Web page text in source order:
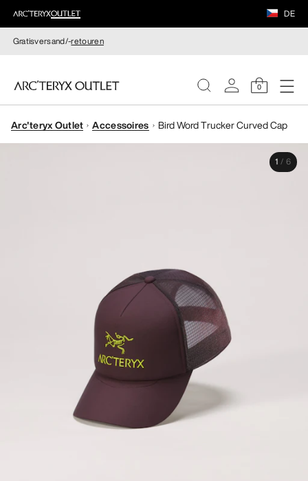
DE
Gratisversand/-retouren
0
DAMEN
Arc'teryx Outlet Accessoires Bird Word Trucker Curved Cap
1 / 6